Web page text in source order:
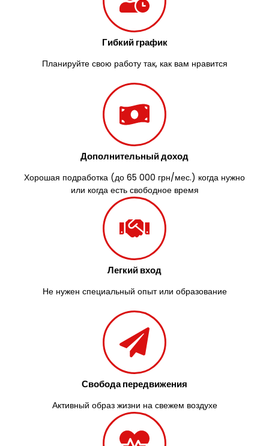
Гибкий график
Планируйте свою работу так, как вам нравится
Дополнительный доход
Хорошая подработка (до 65 000 грн/мес.) когда нужно
или когда есть свободное время
Легкий вход
Не нужен специальный опыт или образование
Свобода передвижения
Активный образ жизни на свежем воздухе
Заречаны
Звенигородка
Звягель